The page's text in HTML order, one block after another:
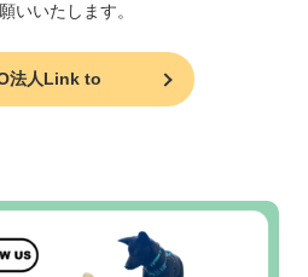
いいたします。
法人Link to